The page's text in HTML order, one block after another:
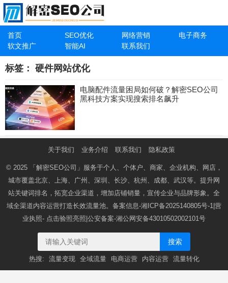
首页 SEO优化 网络营销
电子商务
软文推广
智能AI 联系我们
标签： 硬件网站优化
电脑配件流量困局如何破？解密SEO公司
黑科技方案实现搜索排名飙升
关于我们 业务介绍 联系我们 隐私政策
© 2025 「解密SEO公司」 服务于个人、个体户、商家、企业机构、网店，
城市覆盖北京、上海、广州、深圳、长沙、杭州、成都、武汉等。提升网
站关键词排名，拓宽企业渠道，增加店铺销量，宣传企业与品牌形象。全
域全渠道内容运营打造长效流量池。备案信息-湘ICP备2025140805号-1 |营
业执照- 点击验照亮照 |公安备案-湘公网安备43010502002101号
搜索
热搜: 流量变现 全域流量 电商运营 内容运营 流量转化